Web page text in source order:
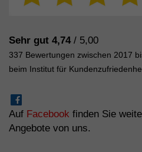
Sehr gut 4,74/ 5,00
337 Bewertungen zwischen 2017
beim Institut für
Auf Facebook finden Sie
Angebote von uns.